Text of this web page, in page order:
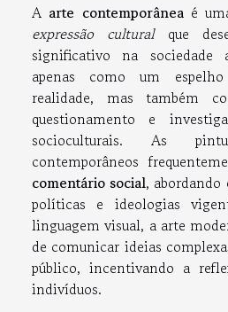
A arte contemporâneaé
expressão culturalque
significativo na sociedade
apenas como um
realidade, mas também
questionamento e
socioculturais. As
contemporâneos
comentário social, abordando
políticas e ideologias
linguagem visual, a arte
de comunicar ideias
público, incentivando a
indivíduos.